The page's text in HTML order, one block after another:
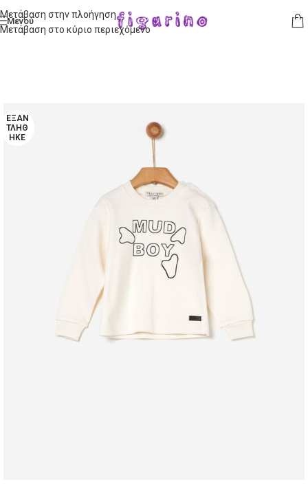
Μετάβαση στην πλοήγηση
Μετάβαση στο κύριο περιεχόμενο
Μενού
ΕΞΑΝ
ΤΛΉΘ
ΗΚΕ